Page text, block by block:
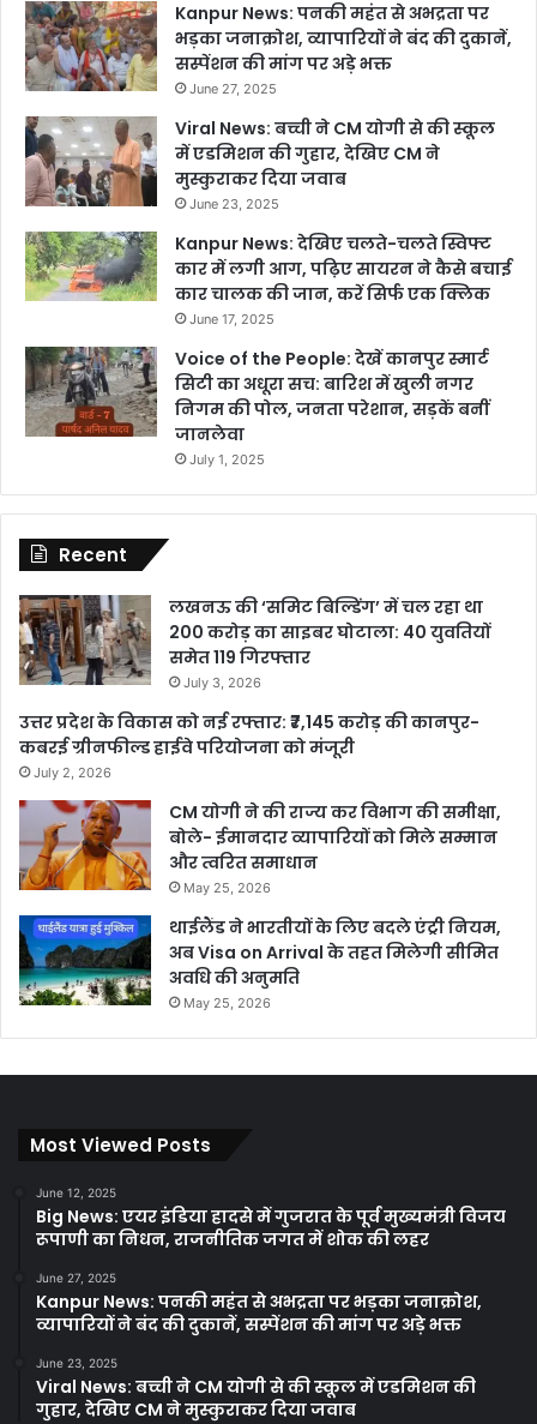
Kanpur News: पनकी महंत से अभद्रता पर
भड़का जनाक्रोश, व्यापारियों ने बंद की दुकानें,
सस्पेंशन की मांग पर अड़े भक्त
June 27, 2025
Viral News: बच्ची ने CM योगी से की स्कूल
में एडमिशन की गुहार, देखिए CM ने
मुस्कुराकर दिया जवाब
June 23, 2025
Kanpur News: देखिए चलते-चलते स्विफ्ट
कार में लगी आग, पढ़िए सायरन ने कैसे बचाई
कार चालक की जान, करें सिर्फ एक क्लिक
June 17, 2025
Voice of the People: देखें कानपुर स्मार्ट
सिटी का अधूरा सच: बारिश में खुली नगर
निगम की पोल, जनता परेशान, सड़कें बनीं
जानलेवा
July 1, 2025
Recent
लखनऊ की ‘समिट बिल्डिंग’ में चल रहा था
200 करोड़ का साइबर घोटाला: 40 युवतियों
समेत 119 गिरफ्तार
July 3, 2026
उत्तर प्रदेश के विकास को नई रफ्तार: ₹7,145 करोड़ की कानपुर-
कबरई ग्रीनफील्ड हाईवे परियोजना को मंजूरी
July 2, 2026
CM योगी ने की राज्य कर विभाग की समीक्षा,
बोले- ईमानदार व्यापारियों को मिले सम्मान
और त्वरित समाधान
May 25, 2026
थाईलैंड ने भारतीयों के लिए बदले एंट्री नियम,
अब Visa on Arrival के तहत मिलेगी सीमित
अवधि की अनुमति
May 25, 2026
Most Viewed Posts
June 12, 2025
Big News: एयर इंडिया हादसे में गुजरात के पूर्व मुख्यमंत्री विजय
रूपाणी का निधन, राजनीतिक जगत में शोक की लहर
June 27, 2025
Kanpur News: पनकी महंत से अभद्रता पर भड़का जनाक्रोश,
व्यापारियों ने बंद की दुकानें, सस्पेंशन की मांग पर अड़े भक्त
June 23, 2025
Viral News: बच्ची ने CM योगी से की स्कूल में एडमिशन की
गुहार, देखिए CM ने मुस्कुराकर दिया जवाब